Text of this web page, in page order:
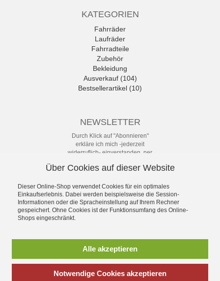
KATEGORIEN
Fahrräder
Laufräder
Fahrradteile
Zubehör
Bekleidung
Ausverkauf (104)
Bestsellerartikel (10)
NEWSLETTER
Durch Klick auf "Abonnieren"
erkläre ich mich -jederzeit
widerruflich- einverstanden, per
Abständen über Angebote und
Datenschutzerklärung mit weiteren
Details habe ich zur Kenntnis
genommen.
Abonnieren
Über Cookies auf dieser Website
Dieser Online-Shop verwendet Cookies für ein optimales
Einkaufserlebnis. Dabei werden beispielsweise die Session-
Informationen oder die Spracheinstellung auf Ihrem Rechner
gespeichert. Ohne Cookies ist der Funktionsumfang des Online-
Shops eingeschränkt.
Alle akzeptieren
Notwendige Cookies akzeptieren